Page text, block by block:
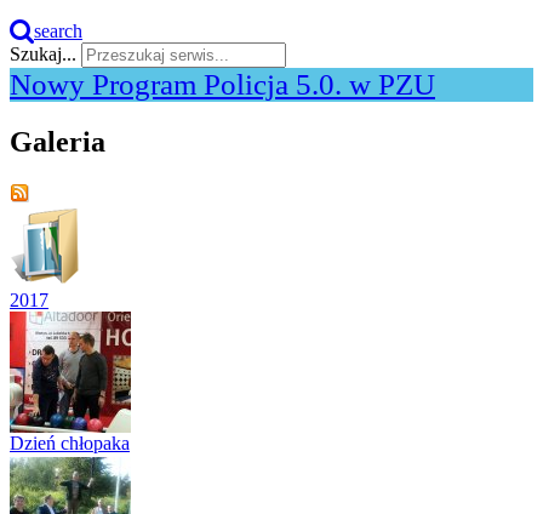
search
Szukaj...
Nowy Program Policja 5.0. w PZU
Galeria
2017
Dzień chłopaka
na kręgiel...
(12)